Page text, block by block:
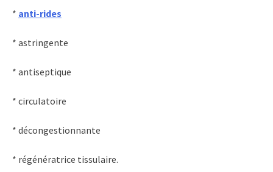
* anti-rides
* astringente
* antiseptique
* circulatoire
* décongestionnante
* régénératrice tissulaire.